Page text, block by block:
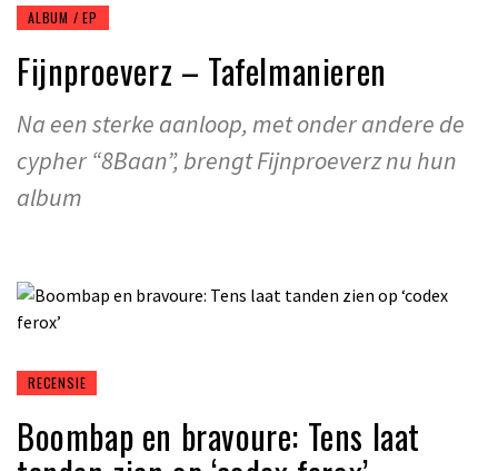
ALBUM / EP
Fijnproeverz – Tafelmanieren
Na een sterke aanloop, met onder andere de
cypher “8Baan”, brengt Fijnproeverz nu hun
album
RECENSIE
Boombap en bravoure: Tens laat